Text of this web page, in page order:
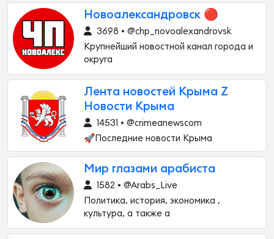
Новоалександровск 🔴
3698 • @chp_novoalexandrovsk
Крупнейший новостной канал города и
округа
Лента новостей Крыма Z
Новости Крыма
14531 • @crimeanewscom
🚀Последние новости Крыма
Мир глазами арабиста
1582 • @Arabs_Live
Политика, история, экономика ,
культура, а также а